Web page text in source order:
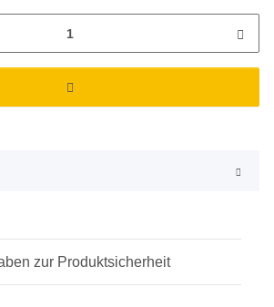
zur Produktsicherheit